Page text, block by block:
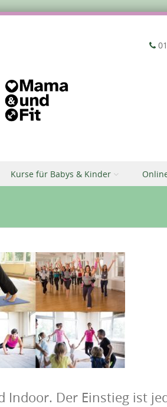
Kurse für Babys & Kinder
Der Einstieg ist